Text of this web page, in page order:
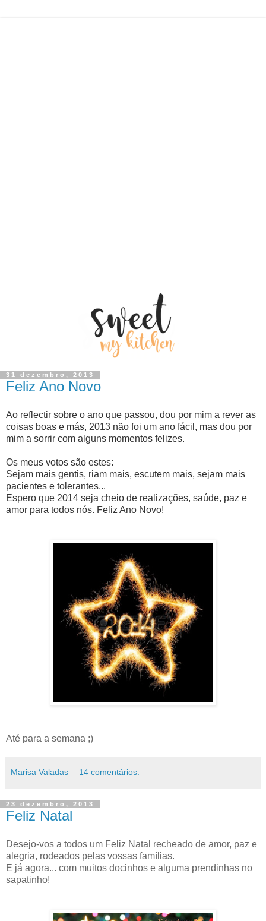
31 dezembro, 2013
Feliz Ano Novo
Ao reflectir sobre o ano que passou, dou por mim a rever as
coisas boas e más, 2013 não foi um ano fácil, mas dou por
mim a sorrir com alguns momentos felizes.
Os meus votos são estes:
Sejam mais gentis, riam mais, escutem mais, sejam mais
pacientes e tolerantes...
Espero que 2014 seja cheio de realizações, saúde, paz e
amor para todos nós. Feliz Ano Novo!
Até para a semana ;)
Marisa Valadas 14 comentários:
23 dezembro, 2013
Feliz Natal
Desejo-vos a todos um Feliz Natal recheado de amor, paz e
alegria, rodeados pelas vossas famílias.
E já agora... com muitos docinhos e alguma prendinhas no
sapatinho!